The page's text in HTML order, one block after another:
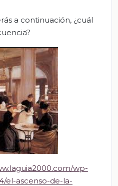
a continuación, ¿cuál
wp-
el-ascenso-de-la-